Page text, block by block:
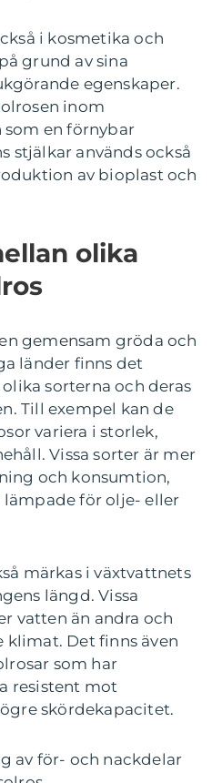
i kosmetika och
grund av sina
egenskaper.
inom
en förnybar
stjälkar används också
av bioplast och
olika
gemensam gröda och
länder finns det
sorterna och deras
Till exempel kan de
variera i storlek,
Vissa sorter är mer
och konsumtion,
lämpade för olje- eller
märkas i växtvattnets
längd. Vissa
vatten än andra och
Det finns även
som har
resistent mot
skördekapacitet.
av för- och nackdelar